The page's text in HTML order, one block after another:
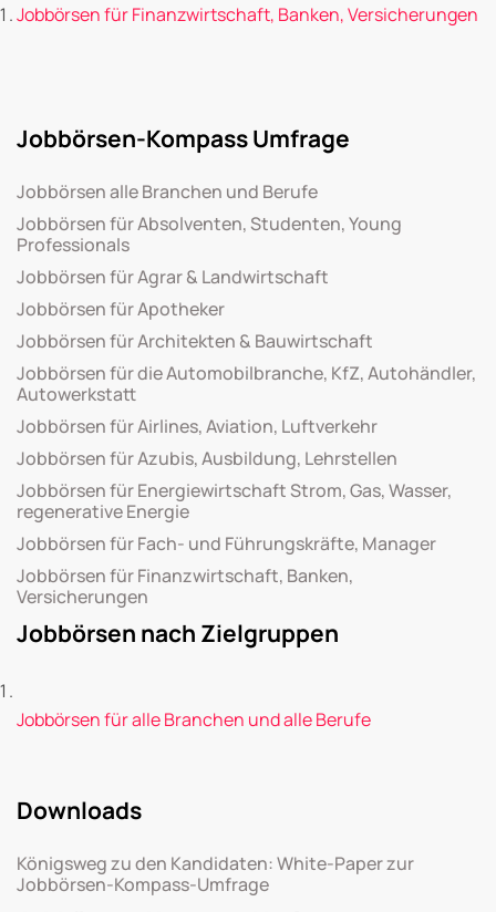
Jobbörsen für Finanzwirtschaft, Banken, Versicherungen
Jobbörsen-Kompass Umfrage
Jobbörsen alle Branchen und Berufe
Jobbörsen für Absolventen, Studenten, Young
Professionals
Jobbörsen für Agrar & Landwirtschaft
Jobbörsen für Apotheker
Jobbörsen für Architekten & Bauwirtschaft
Jobbörsen für die Automobilbranche, KfZ, Autohändler,
Autowerkstatt
Jobbörsen für Airlines, Aviation, Luftverkehr
Jobbörsen für Azubis, Ausbildung, Lehrstellen
Jobbörsen für Energiewirtschaft Strom, Gas, Wasser,
regenerative Energie
Jobbörsen für Fach- und Führungskräfte, Manager
Jobbörsen für Finanzwirtschaft, Banken,
Versicherungen
Jobbörsen nach Zielgruppen
Jobbörsen für alle Branchen und alle Berufe
Downloads
Königsweg zu den Kandidaten: White-Paper zur
Jobbörsen-Kompass-Umfrage